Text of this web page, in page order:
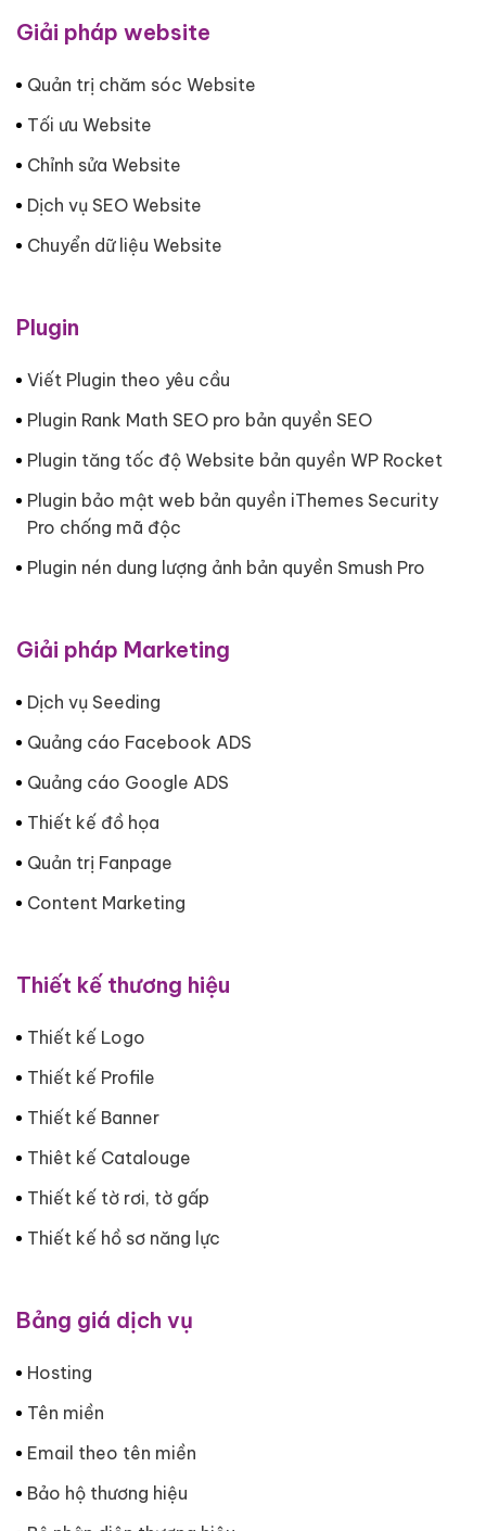
Giải pháp website
Quản trị chăm sóc Website
Tối ưu Website
Chỉnh sửa Website
Dịch vụ SEO Website
Chuyển dữ liệu Website
Plugin
Viết Plugin theo yêu cầu
Plugin Rank Math SEO pro bản quyền SEO
Plugin tăng tốc độ Website bản quyền WP Rocket
Plugin bảo mật web bản quyền iThemes Security
Pro chống mã độc
Plugin nén dung lượng ảnh bản quyền Smush Pro
Giải pháp Marketing
Dịch vụ Seeding
Quảng cáo Facebook ADS
Quảng cáo Google ADS
Thiết kế đồ họa
Quản trị Fanpage
Content Marketing
Thiết kế thương hiệu
Thiết kế Logo
Thiết kế Profile
Thiết kế Banner
Thiêt kế Catalouge
Thiết kế tờ rơi, tờ gấp
Thiết kế hồ sơ năng lực
Bảng giá dịch vụ
Hosting
Tên miền
Email theo tên miền
Bảo hộ thương hiệu